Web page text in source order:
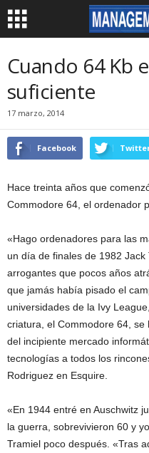
Cuando 64 Kb
suficiente
17 marzo, 2014
Facebook
Hace treinta años que
Commodore 64, el ordenador
«Hago ordenadores para las
un día de finales de 1982
arrogantes que pocos años
que jamás había pisado el
universidades de la Ivy
criatura, el Commodore 64,
del incipiente mercado
tecnologías a todos los
Rodriguez en Esquire.
«En 1944 entré en Auschwitz
la guerra, sobrevivieron 60 y
Tramiel poco después. «Tras